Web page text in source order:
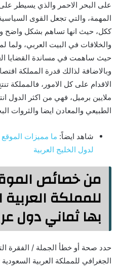
على البحر الاحمر والذي يسيطر على
المهمة، والتي تجعل القوى
ككل، حيث انها تساهم بشكل واضح
والخلافات في البيت العربي، ولما
حيث ساهمت في مساندة القضايا
وبالاضافة لذالك قدرة المملكة
الاقدام على كل الامور،
ملايين برميل، فهي من اكثر الدول
الطبيعي والمعادن ايضا والثروات
شاهد ايضاً: ما مميزات
لدول الخليج العربية
من خصائص
للمملكة
بها ثماني دول
حدد صحة أو خطأ الجملة / الفقرة
الجغرافي للمملكة العربية